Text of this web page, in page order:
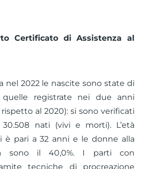
Certificato di Assistenza al
nel 2022 le nascite sono state di
registrate nei due anni
al 2020): si sono verificati
nati (vivi e morti). L’età
è pari a 32 anni e le donne alla
sono il 40,0%. I parti con
tecniche di procreazione